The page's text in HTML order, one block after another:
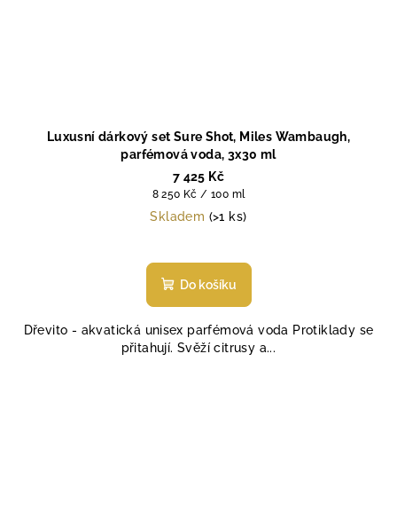
Luxusní dárkový set Sure Shot, Miles Wambaugh,
parfémová voda, 3x30 ml
7 425 Kč
Měrná
cena:
8 250 Kč / 100 ml
Skladem (>1 ks)
hodnocení
produktu
z
5
Do košíku
Dřevito - akvatická unisex parfémová voda Protiklady se
přitahují. Svěží citrusy a...